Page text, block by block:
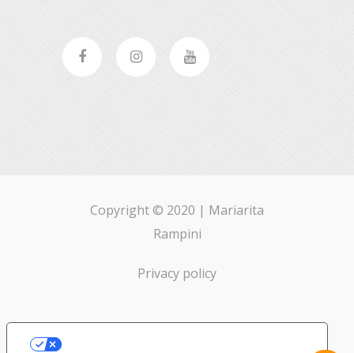
Copyright © 2020 | Mariarita
Rampini
Privacy policy
Le Tue Preferenze Relative Alla Privacy